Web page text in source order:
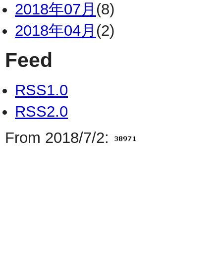
2018年07月 (8)
2018年04月 (2)
Feed
RSS1.0
RSS2.0
From 2018/7/2: